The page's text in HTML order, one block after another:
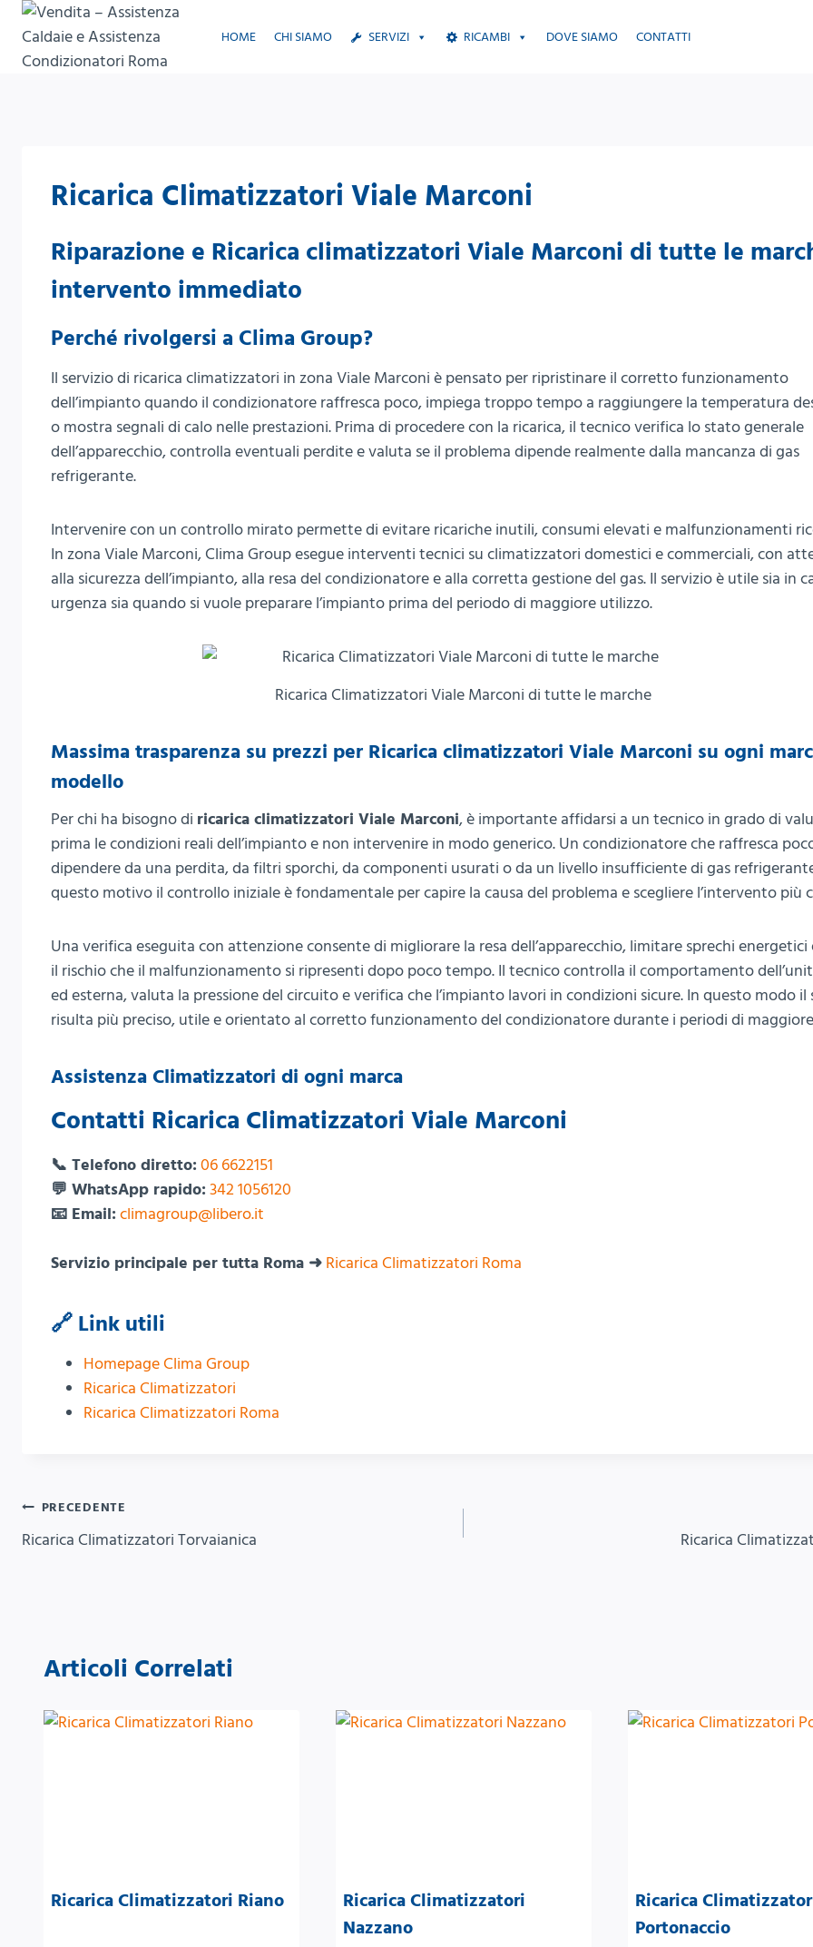
Salta
contenuto
HOME CHI SIAMO SERVIZI RICAMBI DOVE SIAMO CONTATTI
Ricarica Climatizzatori Viale Marconi
Riparazione e Ricarica climatizzatori Viale Marconi di tutte le
intervento immediato
Perché rivolgersi a Clima Group?
Il servizio di ricarica climatizzatori in zona Viale Marconi è pensato per ripristinare il corretto funzionamento
dell’impianto quando il condizionatore raffresca poco, impiega troppo tempo a raggiungere la temperatura
o mostra segnali di calo nelle prestazioni. Prima di procedere con la ricarica, il tecnico verifica lo stato generale
dell’apparecchio, controlla eventuali perdite e valuta se il problema dipende realmente dalla mancanza di gas
refrigerante.
Intervenire con un controllo mirato permette di evitare ricariche inutili, consumi elevati e malfunzionamenti
In zona Viale Marconi, Clima Group esegue interventi tecnici su climatizzatori domestici e commerciali, con
alla sicurezza dell’impianto, alla resa del condizionatore e alla corretta gestione del gas. Il servizio è utile sia in
urgenza sia quando si vuole preparare l’impianto prima del periodo di maggiore utilizzo.
Ricarica Climatizzatori Viale Marconi di tutte le marche
Massima trasparenza su prezzi per Ricarica climatizzatori Viale Marconi su ogni
modello
Per chi ha bisogno di ricarica climatizzatori Viale Marconi, è importante affidarsi a un tecnico in grado di
prima le condizioni reali dell’impianto e non intervenire in modo generico. Un condizionatore che raffresca
dipendere da una perdita, da filtri sporchi, da componenti usurati o da un livello insufficiente di gas
questo motivo il controllo iniziale è fondamentale per capire la causa del problema e scegliere l’intervento più
Una verifica eseguita con attenzione consente di migliorare la resa dell’apparecchio, limitare sprechi energetici
il rischio che il malfunzionamento si ripresenti dopo poco tempo. Il tecnico controlla il comportamento
ed esterna, valuta la pressione del circuito e verifica che l’impianto lavori in condizioni sicure. In questo modo il
risulta più preciso, utile e orientato al corretto funzionamento del condizionatore durante i periodi di
Assistenza Climatizzatori di ogni marca
Contatti Ricarica Climatizzatori Viale Marconi
📞 Telefono diretto: 06 6622151
💬 WhatsApp rapido: 342 1056120
📧 Email: climagroup@libero.it
Servizio principale per tutta Roma ➜ Ricarica Climatizzatori Roma
🔗 Link utili
Homepage Clima Group
Ricarica Climatizzatori
Ricarica Climatizzatori Roma
Navigazione
articoli
PRECEDENTE
Ricarica Climatizzatori Torvaianica Ricarica
Articoli Correlati
Ricarica Climatizzatori Riano
Ricarica Climatizzatori
Nazzano
Ricarica
Portonaccio